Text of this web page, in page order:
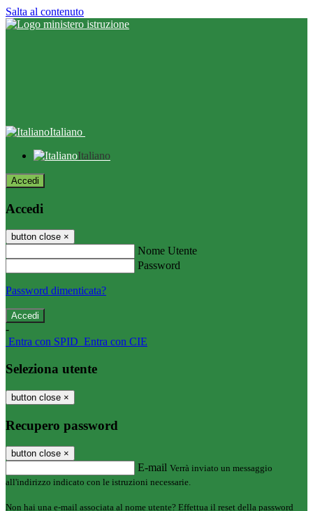
Salta al contenuto
Italiano
Italiano
Accedi
Accedi
button close ×
Nome Utente
Password
Password dimenticata?
-
Entra con SPID Entra con CIE
Seleziona utente
button close ×
Recupero password
button close ×
E-mail Verrà inviato un messaggio
all'indirizzo indicato con le istruzioni necessarie.
Non hai una e-mail associata al nome utente? Effettua il reset della password